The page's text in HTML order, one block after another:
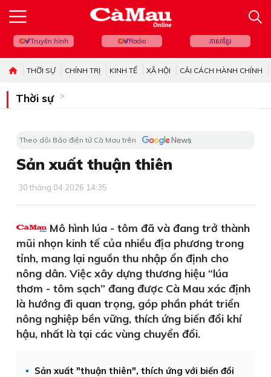
Truyền hình Radio ភាសាខ្មែរ
THỜI SỰ CHÍNH TRỊ KINH TẾ XÃ HỘI CẢI CÁCH HÀNH CHÍNH
Thời sự
Theo dõi Báo điện tử Cà Mau trên
Sản xuất thuận thiên
30 tháng 04 2026 14:35
Mô hình lúa - tôm đã và đang trở thành
mũi nhọn kinh tế của nhiều địa phương trong
tỉnh, mang lại nguồn thu nhập ổn định cho
nông dân. Việc xây dựng thương hiệu “lúa
thơm - tôm sạch” đang được Cà Mau xác định
là hướng đi quan trọng, góp phần phát triển
nông nghiệp bền vững, thích ứng biến đổi khí
hậu, nhất là tại các vùng chuyển đổi.
Sản xuất "thuận thiên", thích ứng với biến đổi